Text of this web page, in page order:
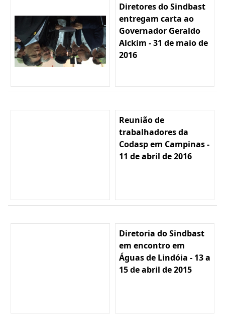
Diretores do Sindbast
entregam carta ao
Governador Geraldo
Alckim - 31 de maio de
2016
Reunião de
trabalhadores da
Codasp em Campinas -
11 de abril de 2016
Diretoria do Sindbast
em encontro em
Águas de Lindóia - 13 a
15 de abril de 2015